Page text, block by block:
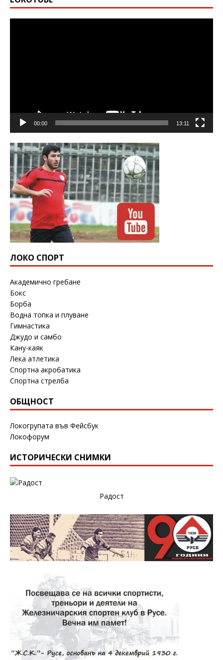
00:00 13:11
ЛОКО СПОРТ
Академично гребане
Бокс
Борба
Водна топка и плуване
Гимнастика
Джудо и самбо
Кану-каяк
Лека атлетика
Спортна акробатика
Спортна стрелба
ОБЩНОСТ
Локогрупата във Фейсбук
Локофорум
ИСТОРИЧЕСКИ СНИМКИ
Радост